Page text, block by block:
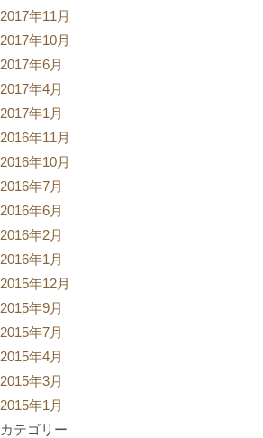
2017年11月
2017年10月
2017年6月
2017年4月
2017年1月
2016年11月
2016年10月
2016年7月
2016年6月
2016年2月
2016年1月
2015年12月
2015年9月
2015年7月
2015年4月
2015年3月
2015年1月
カテゴリー